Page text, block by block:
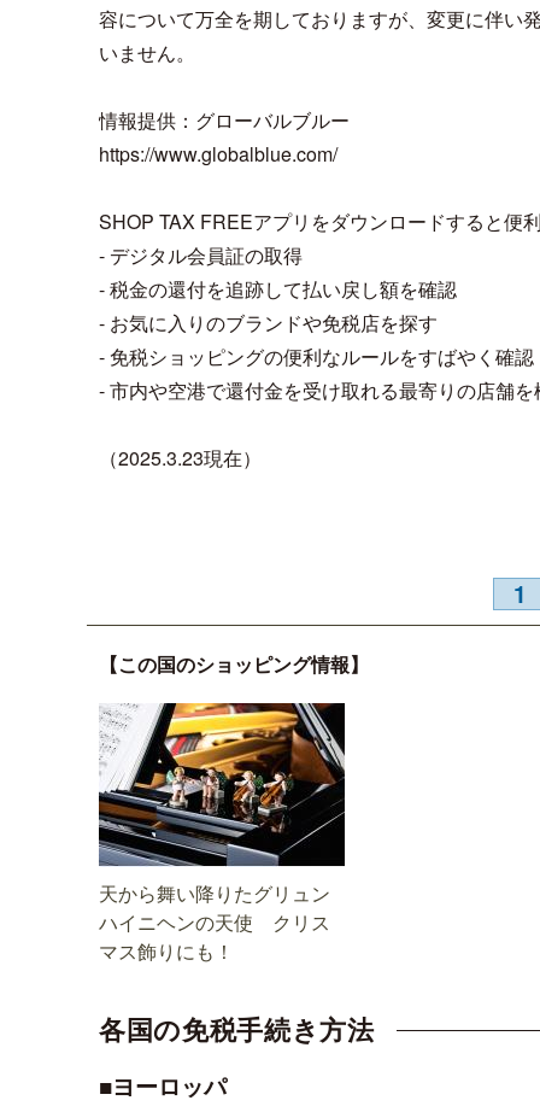
容について万全を期しておりますが、変更に伴い
いません。
情報提供：グローバルブルー
https://www.globalblue.com/
SHOP TAX FREEアプリをダウンロードすると便利
- デジタル会員証の取得
- 税金の還付を追跡して払い戻し額を確認
- お気に入りのブランドや免税店を探す
- 免税ショッピングの便利なルールをすばやく確認
- 市内や空港で還付金を受け取れる最寄りの店舗を
（2025.3.23現在）
1
【この国のショッピング情報】
天から舞い降りたグリュン
ハイニヘンの天使 クリス
マス飾りにも！
各国の免税手続き方法
■ヨーロッパ